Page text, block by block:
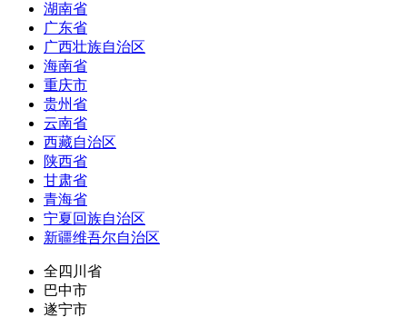
湖南省
广东省
广西壮族自治区
海南省
重庆市
贵州省
云南省
西藏自治区
陕西省
甘肃省
青海省
宁夏回族自治区
新疆维吾尔自治区
全四川省
巴中市
遂宁市